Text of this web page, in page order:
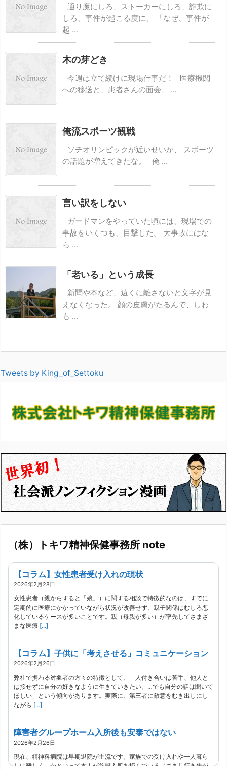
通り魔にしろ、ストーカーにしろ、詐欺に
しろ、事件が起こる度に、 「なぜ、事件が
起 ...
木の芽どき
今週は立て続けに現場仕事だ！ 医療機関
への移送と、患者さんの面会、 ...
俺流スポーツ観戦
ソチオリンピックが近いせいか、 スポーツ
の話題が増えてきたな。 俺 ...
言い訳をしない
ガードマンをやっていた頃には、現場での
事故をいくつも、目撃した。 大事故にはな
ら ...
「老いる」という成長
新聞や本など、遠くに離さないと文字が見
えなくなった。 顔の皮膚がたるんで、しわ
も ...
Tweets by King_of_Settoku
（株）トキワ精神保健事務所 note
【コラム】女性患者受け入れの現状
2026年2月28日
女性患者（親からすると「娘」）に関する相談で特徴的なのは、すでに
定期的に医療にかかっていながら状況が改善せず、親子関係はむしろ悪
化しているケースが多いことです。親（母親が多い）が率先してさまざ
まな医療 [...]
【コラム】子供に「考えさせる」コミュニケーション
2026年2月26日
弊社で携わる対象者の方々の特徴として、「人付き合いは苦手、他人と
は接せずに自分の好きなように生きていきたい。…でも自分の話は聞いて
ほしい」という傾向があります。実際に、第三者に敵意をむき出しにし
ながら [...]
障害者グループホーム入所後も安泰ではない
2026年2月26日
現在、精神科病院は早期退院が主流です。家族での受け入れや一人暮ら
しは難しく、かといって本人が施設入所を拒んでいる（つまり行き先が